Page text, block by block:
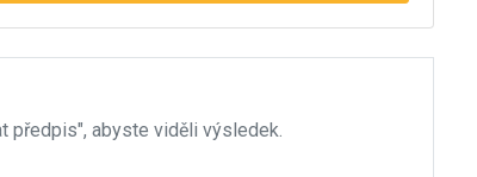
předpis", abyste viděli výsledek.